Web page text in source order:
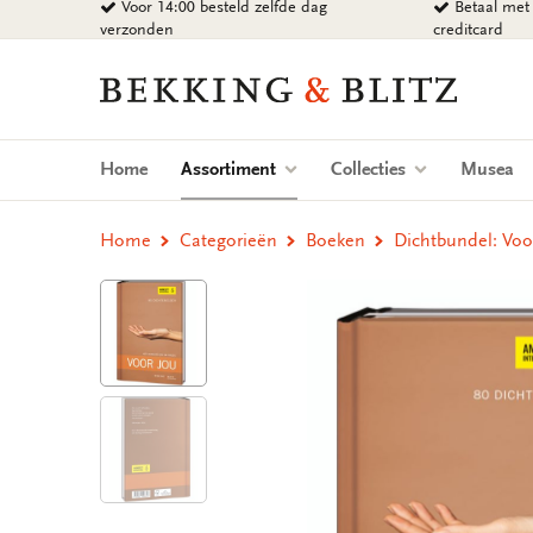
naar
Voor 14:00 besteld zelfde dag
verzonden
Betaal
creditcard
Bekking
Blitz
Uitgevers
Home Assortiment (current)Collecties Musea
Home Categorieën Boeken Dichtbundel: